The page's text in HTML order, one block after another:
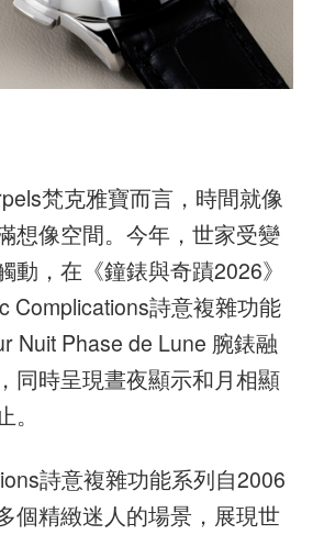
梵克雅寶而言，時間就像
想像空間。今年，世家受變
動，在《鐘錶與奇蹟2026》
Complications詩意複雜功能
Nuit Phase de Lune 腕錶融
同時呈現晝夜顯示和月相顯
詩意複雜功能系列自2006
個精緻迷人的場景，展現世